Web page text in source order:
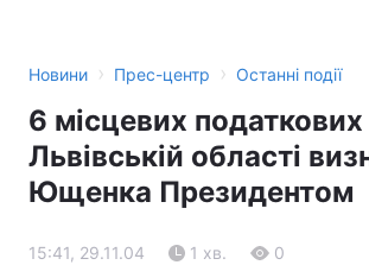
Новини › Прес-центр › Останні події
6 місцевих податкових
Львівській області
Ющенка Президентом
15:41, 29.11.04 1 хв. 0